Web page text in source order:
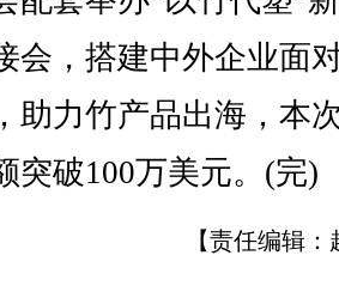
会，搭建中外企业面
助力竹产品出海，本
突破100万美元。(完)
【责任编辑：